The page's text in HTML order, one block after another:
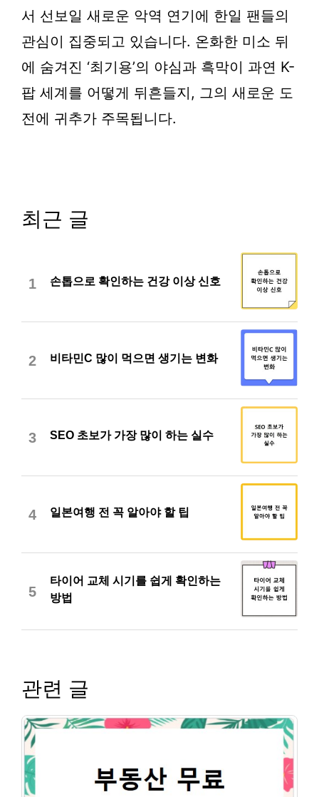
서 선보일 새로운 악역 연기에 한일 팬들의
관심이 집중되고 있습니다. 온화한 미소 뒤
에 숨겨진 ‘최기용’의 야심과 흑막이 과연 K-
팝 세계를 어떻게 뒤흔들지, 그의 새로운 도
전에 귀추가 주목됩니다.
최근 글
1 손톱으로 확인하는 건강 이상 신호
2 비타민C 많이 먹으면 생기는 변화
3 SEO 초보가 가장 많이 하는 실수
4 일본여행 전 꼭 알아야 할 팁
5
타이어 교체 시기를 쉽게 확인하는
방법
관련 글